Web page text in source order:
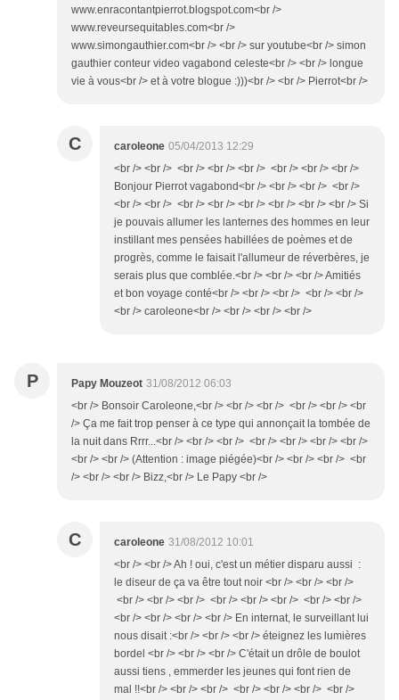
www.enracontantpierrot.blogspot.com<br />
www.reveursequitables.com<br />
www.simongauthier.com<br /> <br /> sur youtube<br /> simon
gauthier conteur video vagabond celeste<br /> <br /> longue
vie à vous<br /> et à votre blogue :)))<br /> <br /> Pierrot<br />
C caroleone 05/04/2013 12:29
<br /> <br /> <br /> <br /> <br /> <br /> <br /> <br />
Bonjour Pierrot vagabond<br /> <br /> <br /> <br />
<br /> <br /> <br /> <br /> <br /> <br /> <br /> <br /> Si
je pouvais allumer les lanternes des hommes en leur
instillant mes pensées habillées de poèmes et de
progrès, comme le faisait l'allumeur de réverbères, je
serais plus que comblée.<br /> <br /> <br /> Amitiés
et bon voyage conté<br /> <br /> <br /> <br /> <br />
<br /> caroleone<br /> <br /> <br /> <br />
P Papy Mouzeot 31/08/2012 06:03
<br /> Bonsoir Caroleone,<br /> <br /> <br /> <br /> <br /> <br
/> Ça me fait trop penser à ce type qui annonçait la tombée de
la nuit dans Rrrr...<br /> <br /> <br /> <br /> <br /> <br /> <br />
<br /> <br /> (Attention : image piégée)<br /> <br /> <br /> <br
/> <br /> <br /> Bizz,<br /> Le Papy <br />
C caroleone 31/08/2012 10:01
<br /> <br /> Ah ! oui, c'est un métier disparu aussi :
le diseur de ça va être tout noir <br /> <br /> <br />
<br /> <br /> <br /> <br /> <br /> <br /> <br /> <br />
<br /> <br /> <br /> <br /> En internat, le surveillant lui
nous disait :<br /> <br /> <br /> éteignez les lumières
bordel <br /> <br /> <br /> C'était un drôle de boulot
aussi tiens , emmerder les jeunes qui font rien de
mal !!<br /> <br /> <br /> <br /> <br /> <br /> <br />